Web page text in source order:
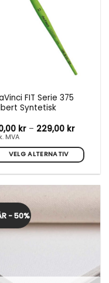
FIT Serie 375
Syntetisk
kr – 229,00 kr
229,00
MVA
VELG ALTERNATIV
- 50%